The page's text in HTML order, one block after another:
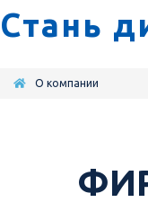
Стань
О компании